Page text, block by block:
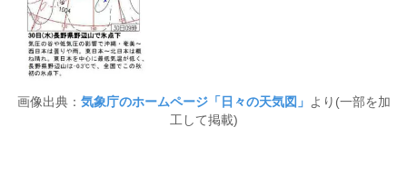
画像出典： 気象庁のホームページ「日々の天気図」 より(一部を加
工して掲載)